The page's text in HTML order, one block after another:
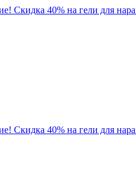
Скидка 40% на гели для
Скидка 40% на гели для